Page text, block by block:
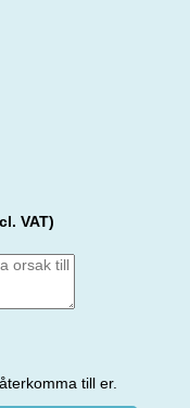
VAT)
till er.